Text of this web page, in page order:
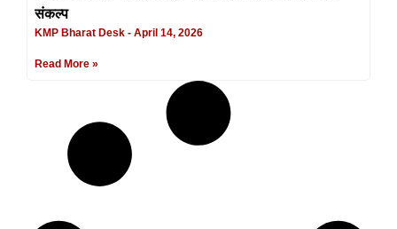
संकल्प
KMP Bharat Desk April 14, 2026
Read More »